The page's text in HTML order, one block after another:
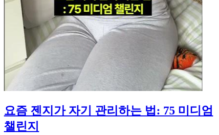
요즘 젠지가 자기 관리하는 법: 75 미디엄
챌린지